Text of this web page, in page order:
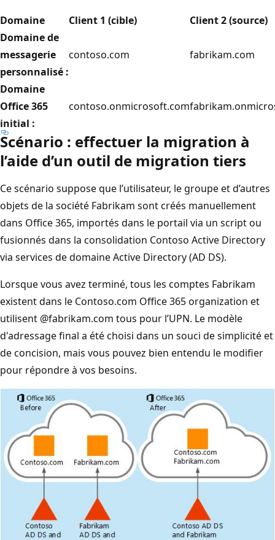
Domaine
Client 1 (cible)
Client 2 (source)
Domaine de
messagerie
personnalisé :
contoso.com fabrikam.com
Domaine
Office 365
initial :
contoso.onmicrosoft.com
Scénario : effectuer la migration à
l’aide d’un outil de migration tiers
Ce scénario suppose que l’utilisateur, le groupe et d’autres
objets de la société Fabrikam sont créés manuellement
dans Office 365, importés dans le portail via un script ou
fusionnés dans la consolidation Contoso Active Directory
via services de domaine Active Directory (AD DS).
Lorsque vous avez terminé, tous les comptes Fabrikam
existent dans le Contoso.com Office 365 organization et
utilisent @fabrikam.com tous pour l’UPN. Le modèle
d'adressage final a été choisi dans un souci de simplicité et
de concision, mais vous pouvez bien entendu le modifier
pour répondre à vos besoins.